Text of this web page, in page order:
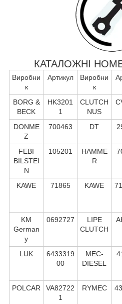
КАТАЛОЖНІ
Виробни
к
Артикул
Виробни
к
BORG &
BECK
HK3201
1
CLUTCH
NUS
DONME
Z
700463 DT
FEBI
BILSTEI
N
105201
HAMME
R
KAWE 71865 KAWE
KM
German
y
0692727
LIPE
CLUTCH
LUK
6433319
00
MEC-
DIESEL
POLCAR
VA82722
1
RYMEC